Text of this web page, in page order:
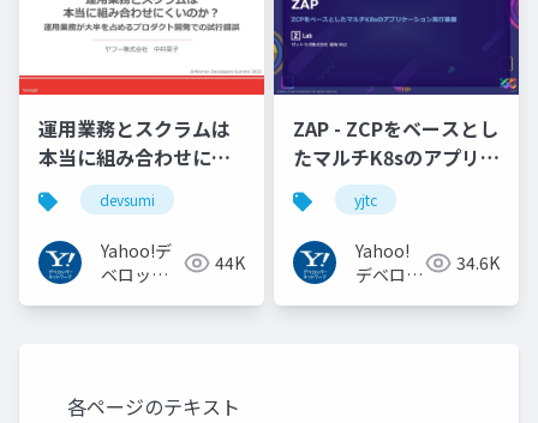
運用業務とスクラムは
本当に組み合わせにく
いのか︖運用業務が大
半を占めるプロダクト
開発での試行錯誤
devsumi
Yahoo!デ
ベロッパ
44K
ZAP - ZCPをベースとし
たマルチK8sのアプリケ
ーション実行基盤
#YJTC / YJTC21 B-3
yjtc
Yahoo!
デベロッ
34.6K
各ページのテキスト